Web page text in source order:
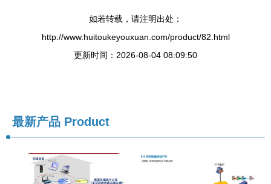
如若转载，请注明出处：
http://www.huitoukeyouxuan.com/product/82.html
更新时间：2026-08-04 08:09:50
最新产品 Product